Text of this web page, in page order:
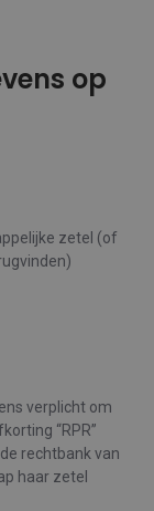
op
zetel (of
verplicht om
“RPR”
rechtbank van
haar zetel